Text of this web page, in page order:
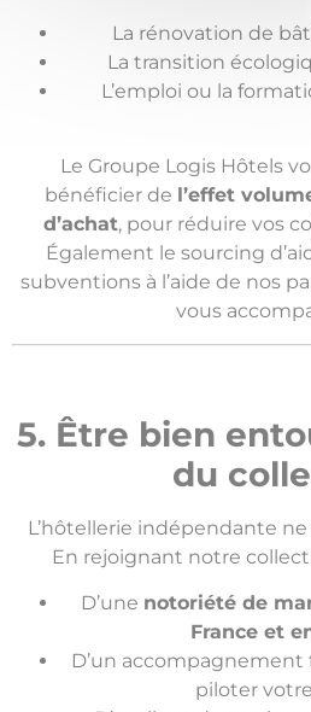
La rénovation de
La transition
L’emploi ou la
Le Groupe Logis Hôtels
bénéficier de l’effet
d’achat, pour réduire vos
Également le sourcing
subventions à l’aide de nos
vous
5. Être bien
du
L’hôtellerie indépendante
En rejoignant notre
D’une notoriété de
France et
D’un
piloter